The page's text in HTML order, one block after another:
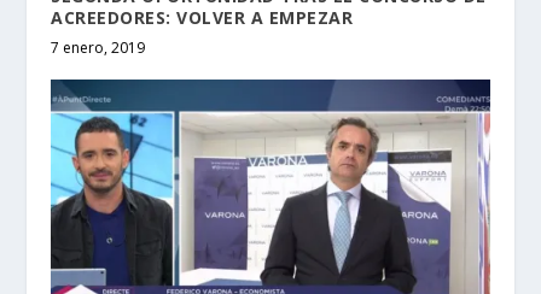
ACREEDORES: VOLVER A EMPEZAR
7 enero, 2019